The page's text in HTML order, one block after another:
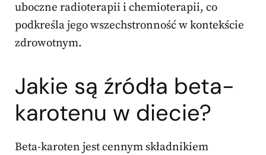
uboczne radioterapii i chemioterapii, co
podkreśla jego wszechstronność w kontekście
zdrowotnym.
Jakie są źródła beta-
karotenu w diecie?
Beta-karoten jest cennym składnikiem